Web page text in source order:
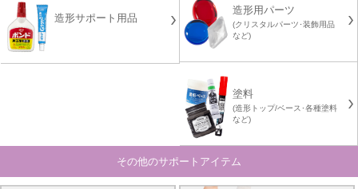
造形サポート用品
造形用パーツ
(クリスタルパーツ･装飾用品
など)
塗料
(造形トップ/ベース･各種塗料
など)
その他のサポートアイテム